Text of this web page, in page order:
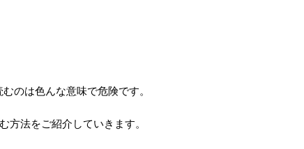
のは色んな意味で危険です。
方法をご紹介していきます。